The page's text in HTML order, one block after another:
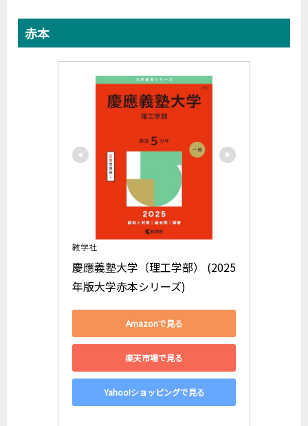
赤本
教学社
慶應義塾大学（理工学部） (2025
年版大学赤本シリーズ)
Amazonで見る
楽天市場で見る
Yahoo!ショッピングで見る